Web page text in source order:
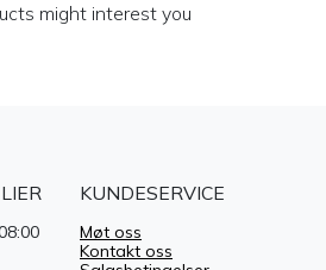
might interest you
KUNDESERVICE
Møt oss
Kontakt oss